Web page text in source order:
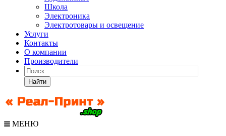
Школа
Электроника
Электротовары и освещение
Услуги
Контакты
О компании
Производители
Найти
МЕНЮ